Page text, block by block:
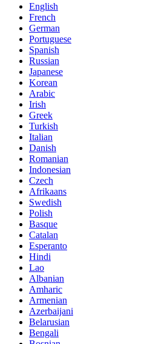
English
French
German
Portuguese
Spanish
Russian
Japanese
Korean
Arabic
Irish
Greek
Turkish
Italian
Danish
Romanian
Indonesian
Czech
Afrikaans
Swedish
Polish
Basque
Catalan
Esperanto
Hindi
Lao
Albanian
Amharic
Armenian
Azerbaijani
Belarusian
Bengali